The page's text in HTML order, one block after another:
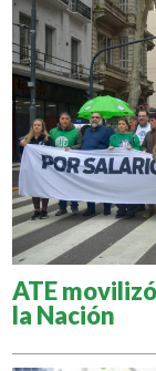
ATE
la Nación